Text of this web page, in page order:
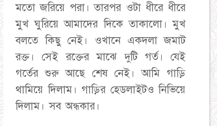
মতো জরিয়ে পরা। তারপর ওটা ধীরে ধীরে
মুখ ঘুরিয়ে আমাদের দিকে তাকালো। মুখ
বলতে কিছু নেই। ওখানে একদলা জমাট
রক্ত। সেই রক্তের মাঝে দুটি গর্ত। যেই
গর্তের শুরু আছে শেষ নেই। আমি গাড়ি
থামিয়ে দিলাম। গাড়ির হেডলাইটও নিভিয়ে
দিলাম। সব অন্ধকার।